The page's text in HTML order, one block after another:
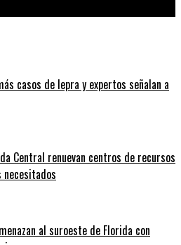
casos de lepra y expertos señalan a
Central renuevan centros de recursos
al suroeste de Florida con